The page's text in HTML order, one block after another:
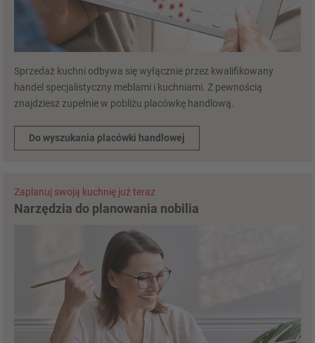
Sprzedaż kuchni odbywa się wyłącznie przez kwalifikowany
handel specjalistyczny meblami i kuchniami. Z pewnością
znajdziesz zupełnie w pobliżu placówkę handlową.
Do wyszukania placówki handlowej
Zaplanuj swoją kuchnię już teraz
Narzędzia do planowania nobilia